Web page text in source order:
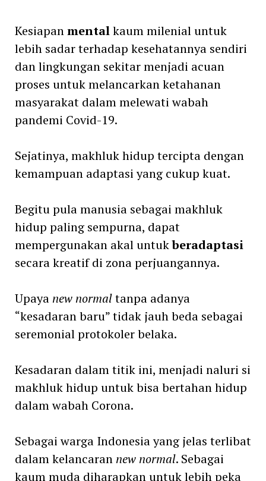
Kesiapanmentalkaum milenial untuk
lebih sadar terhadap kesehatannya sendiri
dan lingkungan sekitar menjadi acuan
proses untuk melancarkan ketahanan
masyarakat dalam melewati wabah
pandemi Covid-19.
Sejatinya, makhluk hidup tercipta dengan
kemampuan adaptasi yang cukup kuat.
Begitu pula manusia sebagai makhluk
hidup paling sempurna, dapat
mempergunakan akal untukberadaptasi
secara kreatif di zona perjuangannya.
Upaya new normaltanpa adanya
“kesadaran baru” tidak jauh beda sebagai
seremonial protokoler belaka.
Kesadaran dalam titik ini, menjadi naluri si
makhluk hidup untuk bisa bertahan hidup
dalam wabah Corona.
Sebagai warga Indonesia yang jelas terlibat
dalam kelancaran new normal. Sebagai
kaum muda diharapkan untuk lebih peka